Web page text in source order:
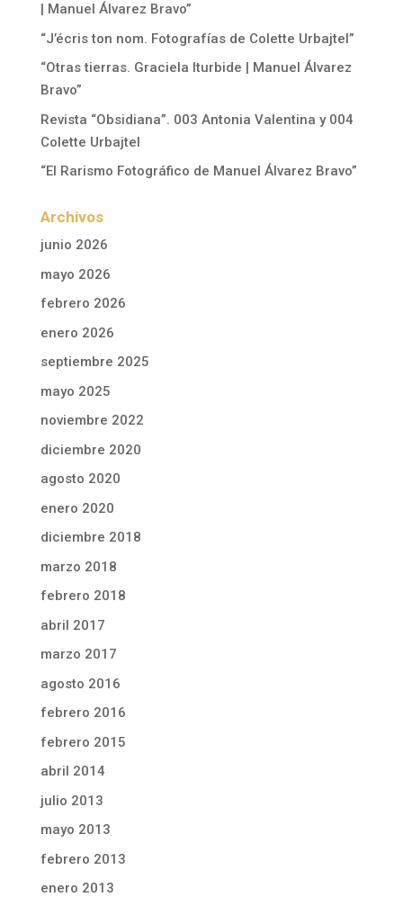
| Manuel Álvarez Bravo”
“J’écris ton nom. Fotografías de Colette Urbajtel”
“Otras tierras. Graciela Iturbide | Manuel Álvarez
Bravo”
Revista “Obsidiana”. 003 Antonia Valentina y 004
Colette Urbajtel
“El Rarismo Fotográfico de Manuel Álvarez Bravo”
Archivos
junio 2026
mayo 2026
febrero 2026
enero 2026
septiembre 2025
mayo 2025
noviembre 2022
diciembre 2020
agosto 2020
enero 2020
diciembre 2018
marzo 2018
febrero 2018
abril 2017
marzo 2017
agosto 2016
febrero 2016
febrero 2015
abril 2014
julio 2013
mayo 2013
febrero 2013
enero 2013